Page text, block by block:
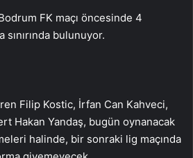
FK maçı öncesinde 4
bulunuyor.
Filip Kostic, İrfan Can Kahveci,
Hakan Yandaş, bugün oynanacak
halinde, bir sonraki lig maçında